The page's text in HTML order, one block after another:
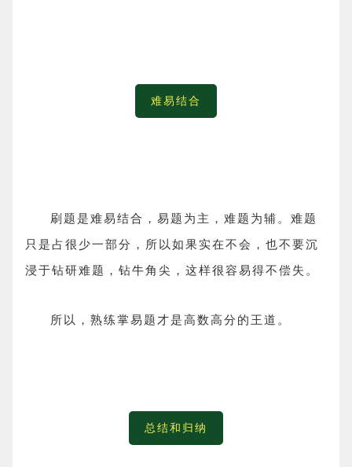
难易结合
刷题是难易结合，易题为主，难题为辅。难题
只是占很少一部分，所以如果实在不会，也不要沉
浸于钻研难题，钻牛角尖，这样很容易得不偿失。
所以，熟练掌易题才是高数高分的王道。
总结和归纳